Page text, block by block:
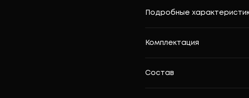
Подробные
Комплектация
Состав